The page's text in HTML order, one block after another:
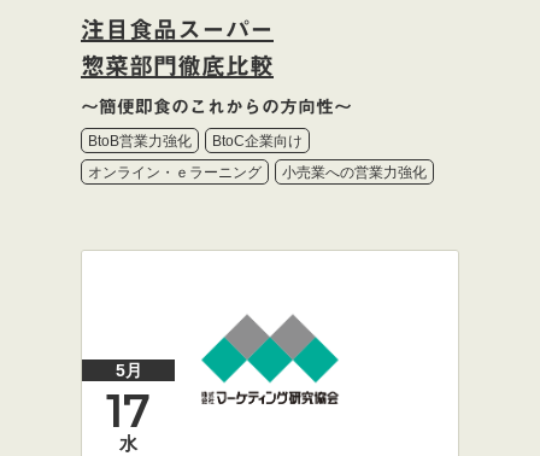
注目食品スーパー
惣菜部門徹底比較
～簡便即食のこれからの方向性～
BtoB営業力強化
BtoC企業向け
オンライン・ｅラーニング
小売業への営業力強化
5月
17
水